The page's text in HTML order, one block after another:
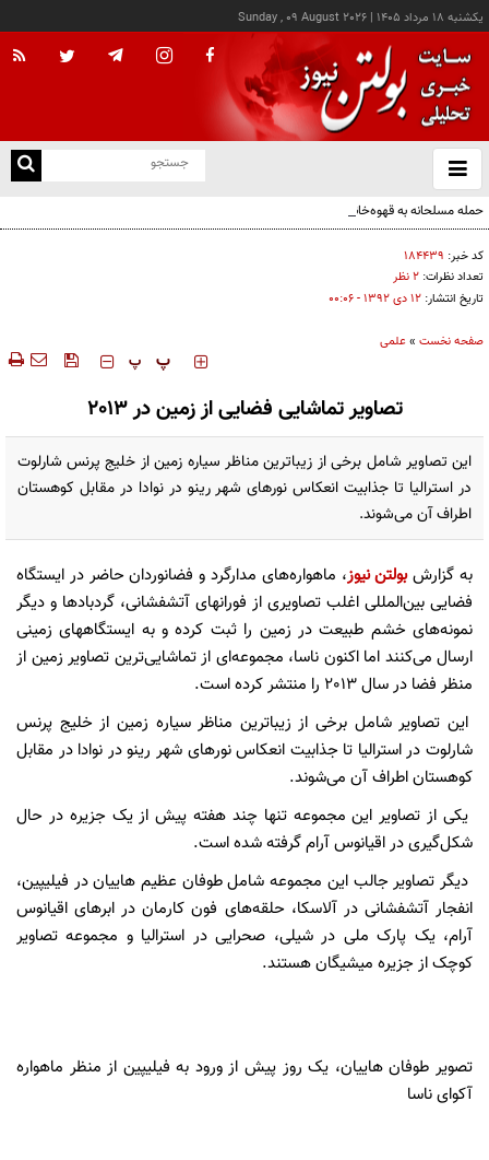
يکشنبه ۱۸ مرداد ۱۴۰۵ |
Sunday , 09 August 2026
باز
و
حمله مسلحانه به قهوه‌خانه‌ای در زاهدان؛ ۲ نفر جان باختند
کد خبر: ۱۸۴۴۳۹
تعداد نظرات: ۲ نظر
تاریخ انتشار: ۱۲ دی ۱۳۹۲ - ۰۰:۰۶
صفحه نخست »علمی
‍‍‍ پ پ
تصاویر تماشایی فضایی از زمین در 2013
این تصاویر شامل برخی از زیباترین مناظر سیاره زمین از خلیج پرنس شارلوت
در استرالیا تا جذابیت انعکاس نورهای شهر رینو در نوادا در مقابل کوهستان
اطراف آن می‌شوند.
به گزارش بولتن نیوز، ماهواره‌های مدارگرد و فضانوردان حاضر در ایستگاه
فضایی بین‌المللی اغلب تصاویری از فورانهای آتشفشانی، گردبادها و دیگر
نمونه‌های خشم طبیعت در زمین را ثبت کرده و به ایستگاههای زمینی
ارسال می‌کنند اما اکنون ناسا، مجموعه‌ای از تماشایی‌ترین تصاویر زمین از
منظر فضا در سال 2013 را منتشر کرده است.
این تصاویر شامل برخی از زیباترین مناظر سیاره زمین از خلیج پرنس
شارلوت در استرالیا تا جذابیت انعکاس نورهای شهر رینو در نوادا در مقابل
کوهستان اطراف آن می‌شوند.
یکی از تصاویر این مجموعه تنها چند هفته پیش از یک جزیره در حال
شکل‌گیری در اقیانوس آرام گرفته شده است.
دیگر تصاویر جالب این مجموعه شامل طوفان عظیم هاییان در فیلیپین،
انفجار آتشفشانی در آلاسکا، حلقه‌های فون کارمان در ابرهای اقیانوس
آرام، یک پارک ملی در شیلی، صحرایی در استرالیا و مجموعه تصاویر
کوچک از جزیره میشیگان هستند.
تصویر طوفان هاییان، یک روز پیش از ورود به فیلیپین از منظر ماهواره
آکوای ناسا